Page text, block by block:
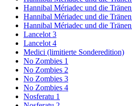
Hannibal Mériadec und die
Hannibal Mériadec und die
Hannibal Mériadec und die
Lancelot 3
Lancelot 4
Medici (limitierte Sonderedition)
No Zombies 1
No Zombies 2
No Zombies 3
No Zombies 4
Nosferatu 1